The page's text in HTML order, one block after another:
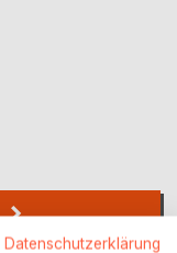
Datenschutzerklärung